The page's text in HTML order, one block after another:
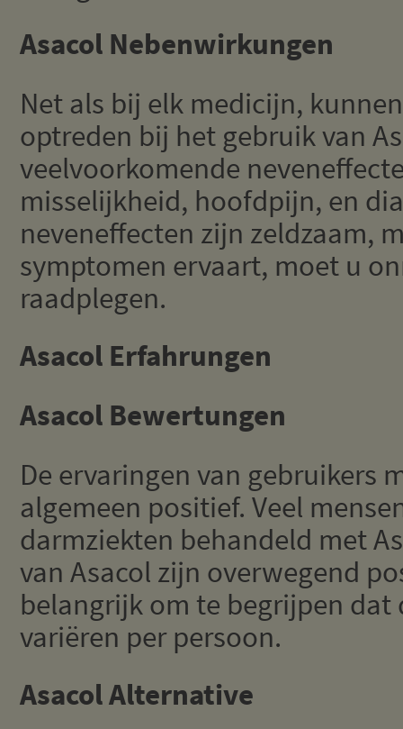
Asacol Nebenwirkungen
Net als bij elk medicijn,
optreden bij het gebruik van
veelvoorkomende
misselijkheid, hoofdpijn, en
neveneffecten zijn zeldzaam,
symptomen ervaart, moet u
raadplegen.
Asacol Erfahrungen
Asacol Bewertungen
De ervaringen van gebruikers
algemeen positief. Veel
darmziekten behandeld met
van Asacol zijn overwegend
belangrijk om te begrijpen
variëren per persoon.
Asacol Alternative